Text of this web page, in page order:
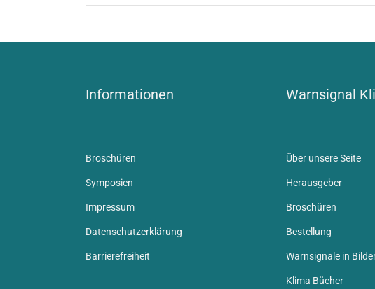
Informationen
Broschüren
Symposien
Impressum
Datenschutzerklärung
Barrierefreiheit
Warnsignal
Über unsere Seite
Herausgeber
Broschüren
Bestellung
Warnsignale in
Klima Bücher